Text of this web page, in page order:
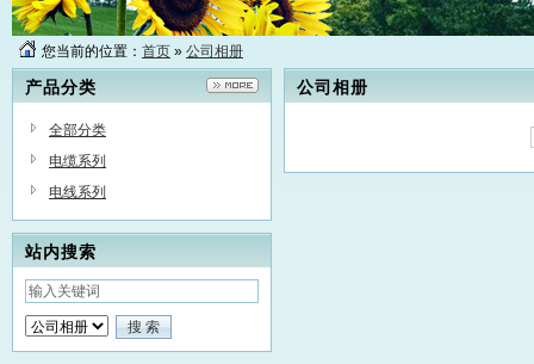
您当前的位置： 首页 » 公司相册
产品分类
全部分类
电缆系列
电线系列
站内搜索
公司相册